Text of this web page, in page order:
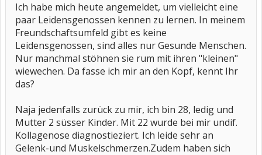
Ich habe mich heute angemeldet, um vielleicht eine
paar Leidensgenossen kennen zu lernen. In meinem
Freundschaftsumfeld gibt es keine
Leidensgenossen, sind alles nur Gesunde Menschen.
Nur manchmal stöhnen sie rum mit ihren "kleinen"
wiewechen. Da fasse ich mir an den Kopf, kennt Ihr
das?
Naja jedenfalls zurück zu mir, ich bin 28, ledig und
Mutter 2 süsser Kinder. Mit 22 wurde bei mir undif.
Kollagenose diagnostieziert. Ich leide sehr an
Gelenk-und Muskelschmerzen.Zudem haben sich